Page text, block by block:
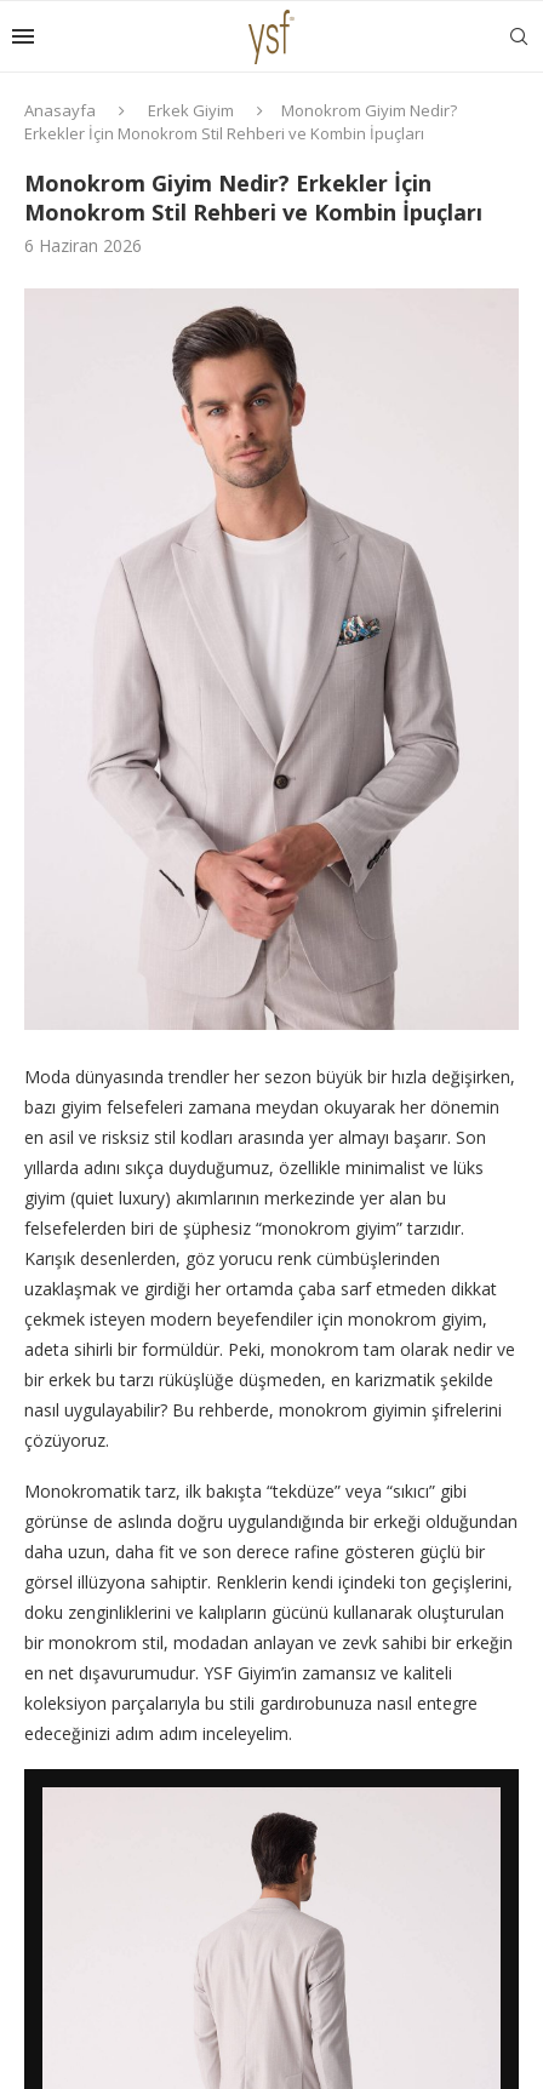
Anasayfa Erkek Giyim
Monokrom Giyim Nedir?
Erkekler İçin Monokrom Stil Rehberi ve Kombin İpuçları
Monokrom Giyim Nedir? Erkekler İçin
Monokrom Stil Rehberi ve Kombin İpuçları
6 Haziran 2026
Moda dünyasında trendler her sezon büyük bir hızla değişirken,
bazı giyim felsefeleri zamana meydan okuyarak her dönemin
en asil ve risksiz stil kodları arasında yer almayı başarır. Son
yıllarda adını sıkça duyduğumuz, özellikle minimalist ve lüks
giyim (quiet luxury) akımlarının merkezinde yer alan bu
felsefelerden biri de şüphesiz “monokrom giyim” tarzıdır.
Karışık desenlerden, göz yorucu renk cümbüşlerinden
uzaklaşmak ve girdiği her ortamda çaba sarf etmeden dikkat
çekmek isteyen modern beyefendiler için monokrom giyim,
adeta sihirli bir formüldür. Peki, monokrom tam olarak nedir ve
bir erkek bu tarzı rüküşlüğe düşmeden, en karizmatik şekilde
nasıl uygulayabilir? Bu rehberde, monokrom giyimin şifrelerini
çözüyoruz.
Monokromatik tarz, ilk bakışta “tekdüze” veya “sıkıcı” gibi
görünse de aslında doğru uygulandığında bir erkeği olduğundan
daha uzun, daha fit ve son derece rafine gösteren güçlü bir
görsel illüzyona sahiptir. Renklerin kendi içindeki ton geçişlerini,
doku zenginliklerini ve kalıpların gücünü kullanarak oluşturulan
bir monokrom stil, modadan anlayan ve zevk sahibi bir erkeğin
en net dışavurumudur. YSF Giyim’in zamansız ve kaliteli
koleksiyon parçalarıyla bu stili gardırobunuza nasıl entegre
edeceğinizi adım adım inceleyelim.